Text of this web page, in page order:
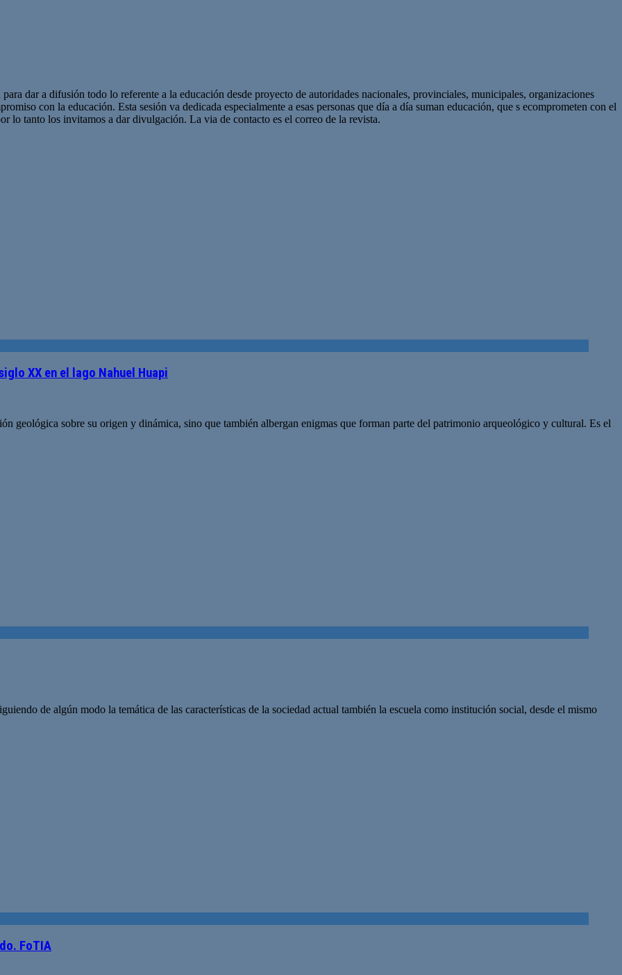
dar a difusión todo lo referente a la educación desde proyecto de autoridades nacionales, provinciales, municipales, organizaciones
con la educación. Esta sesión va dedicada especialmente a esas personas que día a día suman educación, que s ecomprometen con el
lo tanto los invitamos a dar divulgación. La via de contacto es el correo de la revista.
XX en el lago Nahuel Huapi
geológica sobre su origen y dinámica, sino que también albergan enigmas que forman parte del patrimonio arqueológico y cultural. Es el
de algún modo la temática de las características de la sociedad actual también la escuela como institución social, desde el mismo
FoTIA